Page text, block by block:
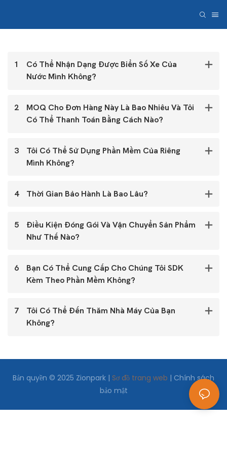
1
Có Thể Nhận Dạng Được Biển Số Xe Của
Nước Mình Không?
2
MOQ Cho Đơn Hàng Này Là Bao Nhiêu Và Tôi
Có Thể Thanh Toán Bằng Cách Nào?
3
Tôi Có Thể Sử Dụng Phần Mềm Của Riêng
Mình Không?
4 Thời Gian Bảo Hành Là Bao Lâu?
5
Điều Kiện Đóng Gói Và Vận Chuyển Sản Phẩm
Như Thế Nào?
6
Bạn Có Thể Cung Cấp Cho Chúng Tôi SDK
Kèm Theo Phần Mềm Không?
7
Tôi Có Thể Đến Thăm Nhà Máy Của Bạn
Không?
Bản quyền © 2025 Zionpark | Sơ đồ trang web | Chính sách
bảo mật